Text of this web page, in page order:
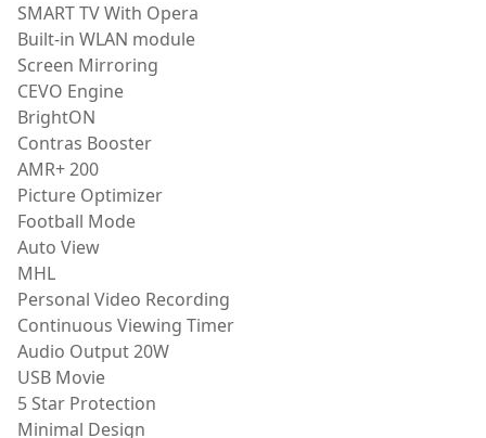
SMART TV With Opera
Built-in WLAN module
Screen Mirroring
CEVO Engine
BrightON
Contras Booster
AMR+ 200
Picture Optimizer
Football Mode
Auto View
MHL
Personal Video Recording
Continuous Viewing Timer
Audio Output 20W
USB Movie
5 Star Protection
Minimal Design